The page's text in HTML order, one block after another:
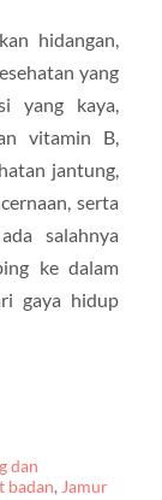
hidangan,
yang
yang kaya,
vitamin B,
jantung,
serta
salahnya
ke dalam
gaya hidup
dan
badan, Jamur